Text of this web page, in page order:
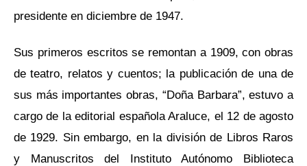
presidente en diciembre de 1947.
Sus primeros escritos se remontan a 1909, con obras
de teatro, relatos y cuentos; la publicación de una de
sus más importantes obras, “Doña Barbara”, estuvo a
cargo de la editorial española Araluce, el 12 de agosto
de 1929. Sin embargo, en la división de Libros Raros
y Manuscritos del Instituto Autónomo Biblioteca